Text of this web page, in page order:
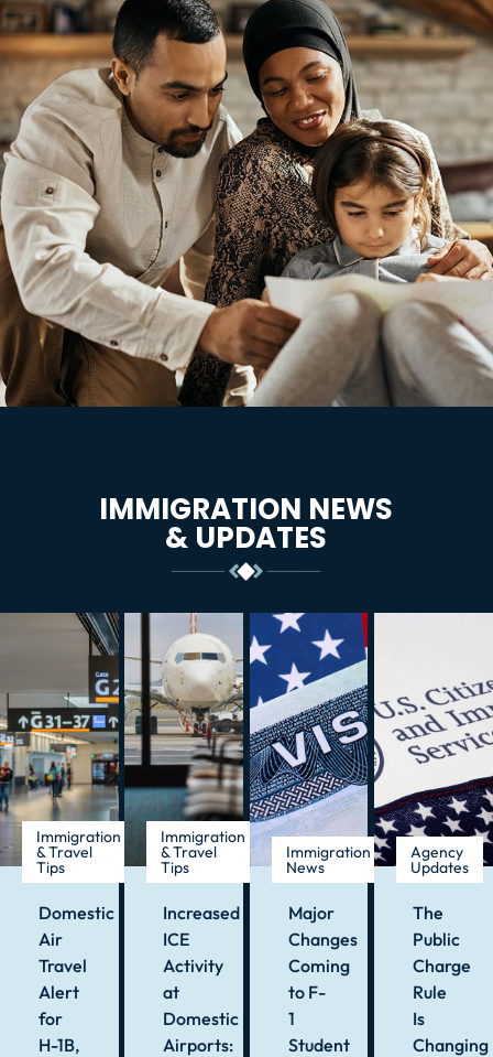
IMMIGRATION NEWS
& UPDATES
Immigration
& Travel
Tips
Domestic
Air
Travel
Alert
for
H-1B,
Immigration
& Travel
Tips
Increased
ICE
Activity
at
Domestic
Airports:
Immigration
News
Major
Changes
Coming
to F-
1
Student
Agency
Updates
The
Public
Charge
Rule
Is
Changing